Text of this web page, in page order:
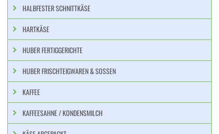
HALBFESTER SCHNITTKÄSE
HARTKÄSE
HUBER FERTIGGERICHTE
HUBER FRISCHTEIGWAREN & SOSSEN
KAFFEE
KAFFEESAHNE / KONDENSMILCH